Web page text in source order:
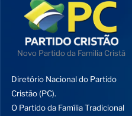
Novo Partido da Familia Cristã
Diretório Nacional do Partido
Cristão (PC).
O Partido da Família Tradicional